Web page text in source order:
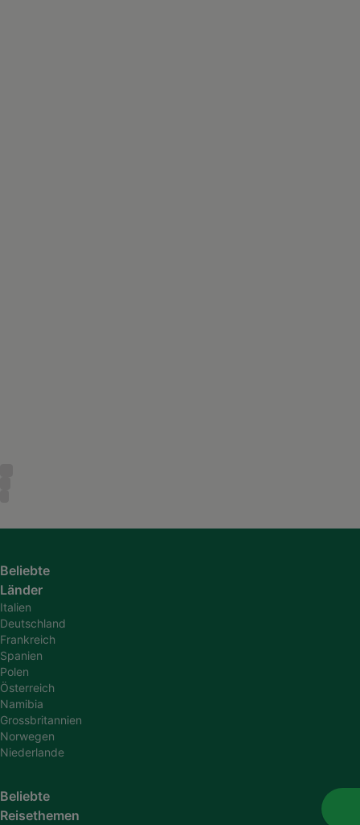
Beliebte
Länder
Italien
Deutschland
Frankreich
Spanien
Polen
Österreich
Namibia
Grossbritannien
Norwegen
Niederlande
Beliebte
Reisethemen